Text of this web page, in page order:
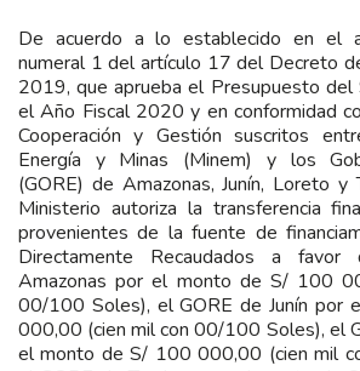
De acuerdo a lo establecido en el
numeral 1 del artículo 17 del Decreto
2019, que aprueba el Presupuesto del
el Año Fiscal 2020 y en conformidad
Cooperación y Gestión suscritos
Energía y Minas (Minem) y los
(GORE) de Amazonas, Junín, Loreto y
Ministerio autoriza la transferencia
provenientes de la fuente de
Directamente Recaudados a
Amazonas por el monto de S/ 100
00/100 Soles), el GORE de Junín por
000,00 (cien mil con 00/100 Soles), el
el monto de S/ 100 000,00 (cien mil